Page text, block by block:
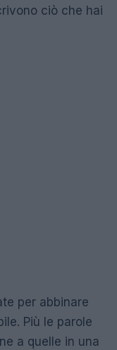
ciò che hai
per abbinare
Più le parole
a quelle in una